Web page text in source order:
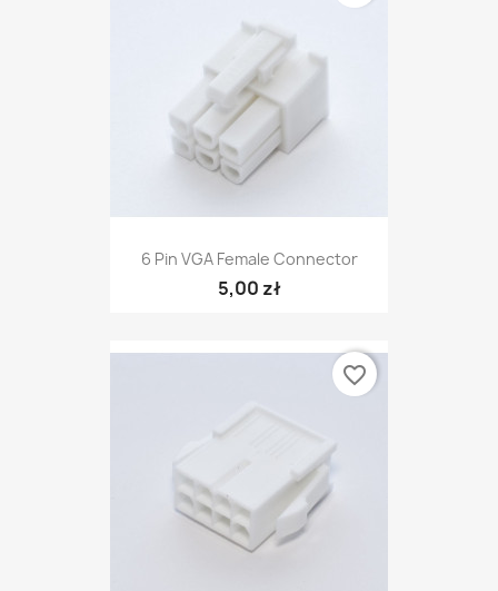
6 Pin VGA Female Connector
5,00 zł
favorite_border